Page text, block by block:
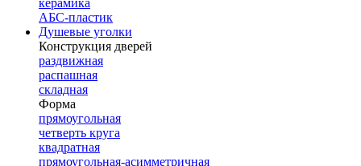
керамика
АБС-пластик
Душевые уголки
Конструкция дверей
раздвижная
распашная
складная
Форма
прямоугольная
четверть круга
квадратная
прямоугольная-асимметричная